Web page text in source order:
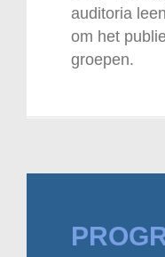
auditoria
om het
groepen.